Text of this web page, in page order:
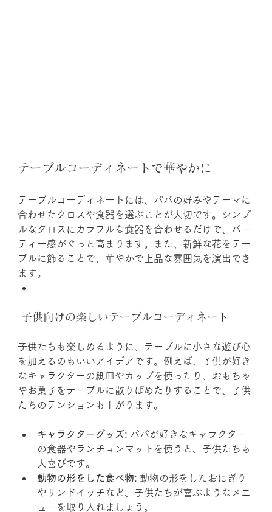
テーブルコーディネートで華やかに
テーブルコーディネートには、パパの好みやテーマに
合わせたクロスや食器を選ぶことが大切です。シンプ
ルなクロスにカラフルな食器を合わせるだけで、パー
ティー感がぐっと高まります。また、新鮮な花をテー
ブルに飾ることで、華やかで上品な雰囲気を演出でき
ます。
子供向けの楽しいテーブルコーディネート
子供たちも楽しめるように、テーブルに小さな遊び心
を加えるのもいいアイデアです。例えば、子供が好き
なキャラクターの紙皿やカップを使ったり、おもちゃ
やお菓子をテーブルに散りばめたりすることで、子供
たちのテンションも上がります。
キャラクターグッズ: パパが好きなキャラクター
の食器やランチョンマットを使うと、子供たちも
大喜びです。
動物の形をした食べ物: 動物の形をしたおにぎり
やサンドイッチなど、子供たちが喜ぶようなメニ
ューを取り入れましょう。